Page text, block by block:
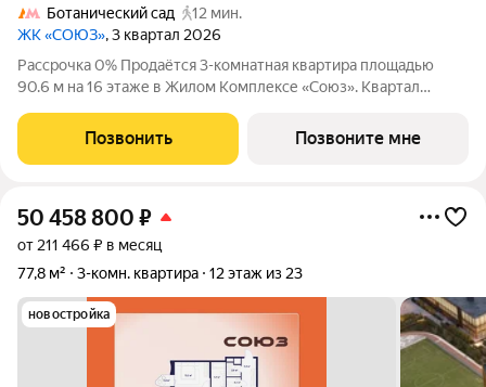
Ботанический сад
12 мин.
ЖК «СОЮЗ», 3 квартал 2026
Рассрочка 0% Продаётся 3-комнатная квартира площадью
90.6 м на 16 этаже в Жилом Комплексе «Союз». Квартал
олимпийских видов спорта: - Ледовая арена для хоккея и
фигурного катания, - Футбольные
Позвонить Позвоните мне
50 458 800 ₽
от 211 466 ₽ в месяц
77,8 м²
3-комн. квартира 12 этаж из 23
новостройка